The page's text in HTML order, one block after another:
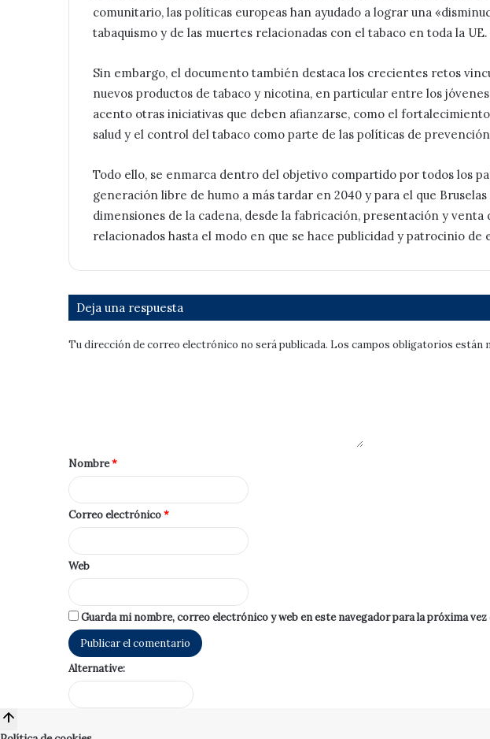
comunitario, las políticas europeas han ayudado a lograr una
tabaquismo y de las muertes relacionadas con el tabaco en toda la UE.
Sin embargo, el documento también destaca los crecientes retos
nuevos productos de tabaco y nicotina, en particular entre los
acento otras iniciativas que deben afianzarse, como el
salud y el control del tabaco como parte de las políticas de
Todo ello, se enmarca dentro del objetivo compartido por todos los
generación libre de humo a más tardar en 2040 y para el que
dimensiones de la cadena, desde la fabricación, presentación y venta
relacionados hasta el modo en que se hace publicidad y patrocinio de
Deja una respuesta
Tu dirección de correo electrónico no será publicada. Los campos obligatorios están
Nombre*
Correo electrónico*
Web
Guarda mi nombre, correo electrónico y web en este navegador para la próxima vez
Alternative: